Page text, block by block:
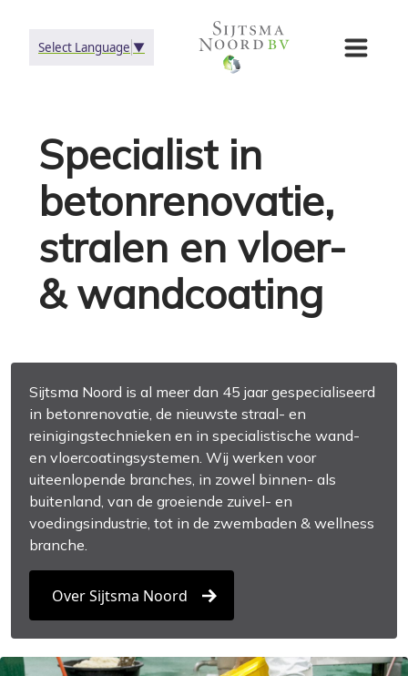
Select Language ▼
Specialist in
betonrenovatie,
stralen en vloer-
& wandcoating
Sijtsma Noord is al meer dan 45 jaar gespecialiseerd
in betonrenovatie, de nieuwste straal- en
reinigingstechnieken en in specialistische wand-
en vloercoatingsystemen. Wij werken voor
uiteenlopende branches, in zowel binnen- als
buitenland, van de groeiende zuivel- en
voedingsindustrie, tot in de zwembaden & wellness
branche.
Over Sijtsma Noord